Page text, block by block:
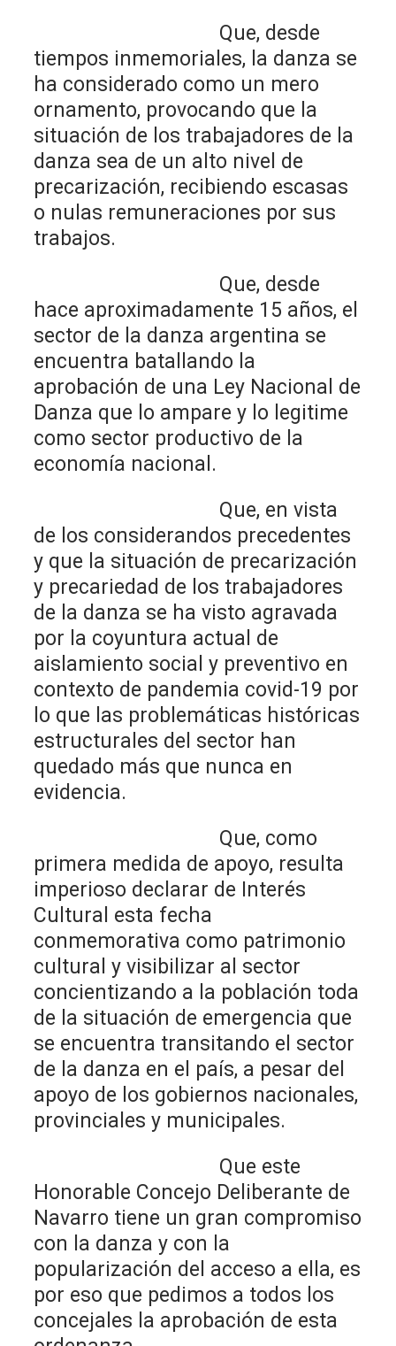
Que, desde
tiempos inmemoriales, la danza se
ha considerado como un mero
ornamento, provocando que la
situación de los trabajadores de la
danza sea de un alto nivel de
precarización, recibiendo escasas
o nulas remuneraciones por sus
trabajos.
Que, desde
hace aproximadamente 15 años, el
sector de la danza argentina se
encuentra batallando la
aprobación de una Ley Nacional de
Danza que lo ampare y lo legitime
como sector productivo de la
economía nacional.
Que, en vista
de los considerandos precedentes
y que la situación de precarización
y precariedad de los trabajadores
de la danza se ha visto agravada
por la coyuntura actual de
aislamiento social y preventivo en
contexto de pandemia covid-19 por
lo que las problemáticas históricas
estructurales del sector han
quedado más que nunca en
evidencia.
Que, como
primera medida de apoyo, resulta
imperioso declarar de Interés
Cultural esta fecha
conmemorativa como patrimonio
cultural y visibilizar al sector
concientizando a la población toda
de la situación de emergencia que
se encuentra transitando el sector
de la danza en el país, a pesar del
apoyo de los gobiernos nacionales,
provinciales y municipales.
Que este
Honorable Concejo Deliberante de
Navarro tiene un gran compromiso
con la danza y con la
popularización del acceso a ella, es
por eso que pedimos a todos los
concejales la aprobación de esta